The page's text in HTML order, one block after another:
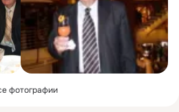
фотографии